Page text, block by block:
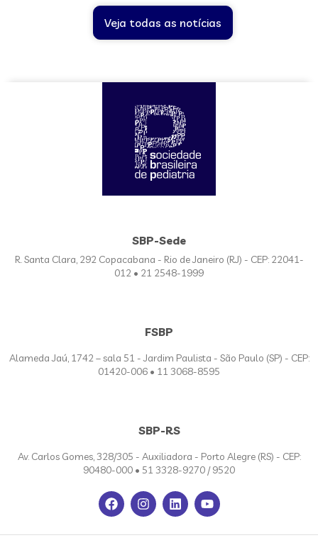
Veja todas as notícias
SBP-Sede
R. Santa Clara, 292 Copacabana - Rio de Janeiro (RJ) - CEP: 22041-
012 • 21 2548-1999
FSBP
Alameda Jaú, 1742 – sala 51 - Jardim Paulista - São Paulo (SP) - CEP:
01420-006 • 11 3068-8595
SBP-RS
Av. Carlos Gomes, 328/305 - Auxiliadora - Porto Alegre (RS) - CEP:
90480-000 • 51 3328-9270 / 9520